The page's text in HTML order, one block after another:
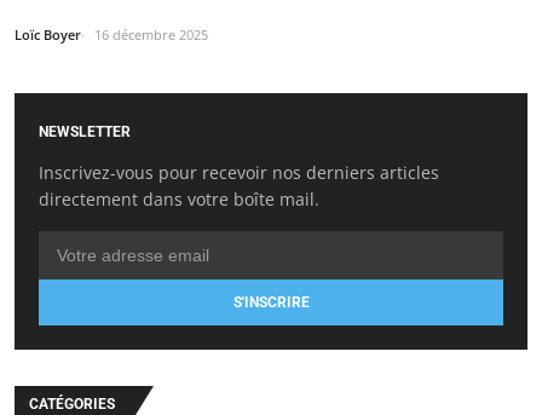
Loïc Boyer 16 décembre 2025
NEWSLETTER
Inscrivez-vous pour recevoir nos derniers articles
directement dans votre boîte mail.
S'INSCRIRE
CATÉGORIES